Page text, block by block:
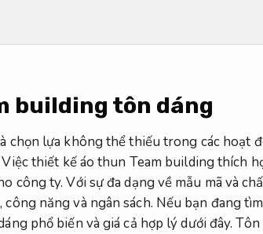
building tôn dáng
chọn lựa không thể thiếu trong các hoạt
thiết kế áo thun Team building thích
công ty. Với sự đa dạng về mẫu mã và
công năng và ngân sách. Nếu bạn đang
phổ biến và giá cả hợp lý dưới đây.Tôn